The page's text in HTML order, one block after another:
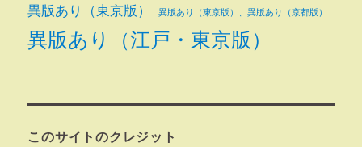
異版あり（東京版） 異版あり（東京版）、異版あり（京都版）
異版あり（江戸・東京版）
このサイトのクレジット